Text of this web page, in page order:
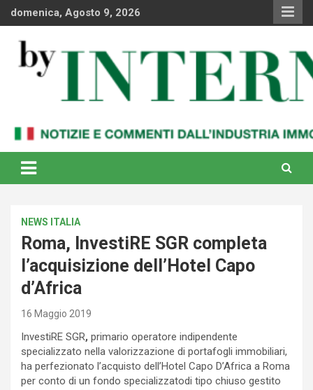
Skipdomenica, Agosto 9, 2026
By Internews
internazionale
NEWS ITALIA
Roma, InvestiRE SGR completa
l’acquisizione dell’Hotel Capo
d’Africa
16 Maggio 2019
InvestiRE SGR, primario operatore indipendente
specializzato nella valorizzazione di portafogli immobiliari,
ha perfezionato l’acquisto dell’Hotel Capo D’Africa a Roma
per conto di un fondo specializzatodi tipo chiuso gestito